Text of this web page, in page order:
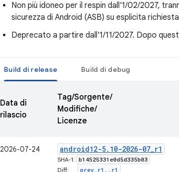
Non più idoneo per il respin dall'1/02/2027,
sicurezza di Android (ASB) su esplicita
Deprecato a partire dall'1/11/2027. Dopo
Build di release Build di debug
Data di
rilascio
Tag/Sorgente/
Modifiche/
Licenze
2026-07-24 android12-5. 10-2026-07_r1
SHA-1: b14525331e0d5d335b03
Diff: prev r1 . . r1